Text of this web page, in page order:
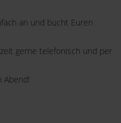
an und bucht Euren
gerne telefonisch und per
Abend!